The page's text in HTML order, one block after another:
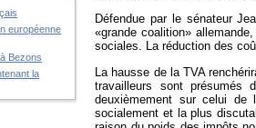
européenne
Bezons
la
Défendue par le sénateur
«grande coalition»
sociales. La réduction des
La hausse de la TVA
travailleurs sont présumés
deuxièmement sur celui de
socialement et la plus